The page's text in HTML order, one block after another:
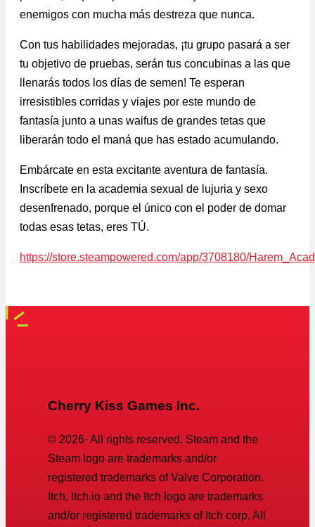
enemigos con mucha más destreza que nunca.
Con tus habilidades mejoradas, ¡tu grupo pasará a ser
tu objetivo de pruebas, serán tus concubinas a las que
llenarás todos los días de semen! Te esperan
irresistibles corridas y viajes por este mundo de
fantasía junto a unas waifus de grandes tetas que
liberarán todo el maná que has estado acumulando.
Embárcate en esta excitante aventura de fantasía.
Inscríbete en la academia sexual de lujuria y sexo
desenfrenado, porque el único con el poder de domar
todas esas tetas, eres TÚ.
https://store.steampowered.com/app/3708180/
Cherry Kiss Games Inc.
© 2026· All rights reserved. Steam and the
Steam logo are trademarks and/or
registered trademarks of Valve Corporation.
Itch, Itch.io and the Itch logo are trademarks
and/or registered trademarks of Itch corp. All